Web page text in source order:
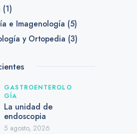
(1)
e Imagenología (5)
y Ortopedia (3)
GASTROENTEROLO
GÍA
La unidad de
endoscopia
5 agosto, 2026